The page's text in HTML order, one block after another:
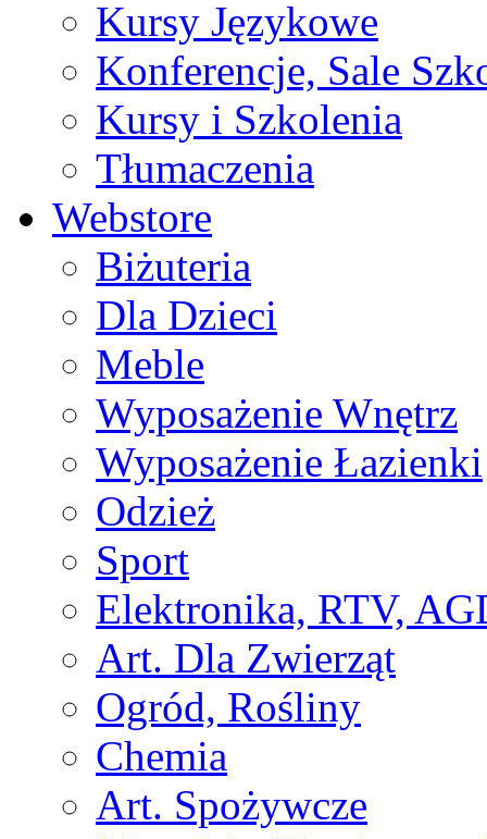
Kursy Językowe
Konferencje, Sale
Kursy i Szkolenia
Tłumaczenia
Webstore
Biżuteria
Dla Dzieci
Meble
Wyposażenie Wnętrz
Wyposażenie Łazienki
Odzież
Sport
Elektronika, RTV,
Art. Dla Zwierząt
Ogród, Rośliny
Chemia
Art. Spożywcze